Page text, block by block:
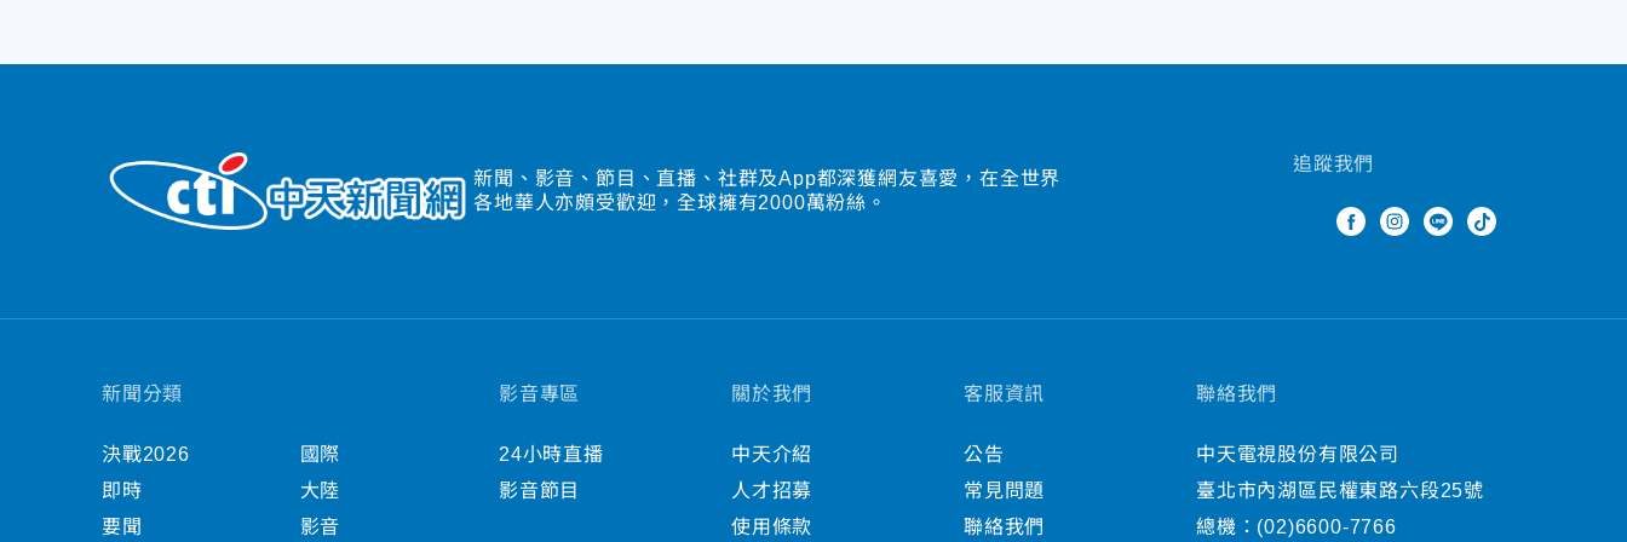
新聞、影音、節目、直播、社群及App都深獲網友喜愛，在全世界
各地華人亦頗受歡迎，全球擁有2000萬粉絲。
追蹤我們
新聞分類
決戰2026
即時
要聞
國際
大陸
影音
影音專區
24小時直播
影音節目
關於我們
中天介紹
人才招募
使用條款
客服資訊
公告
常見問題
聯絡我們
聯絡我們
中天電視股份有限公司
臺北市內湖區民權東路六段25號
總機： (02)6600-7766